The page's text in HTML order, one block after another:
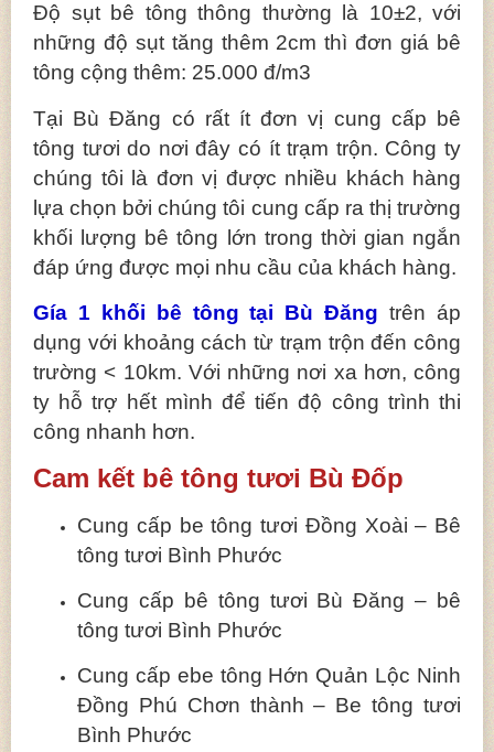
Độ sụt bê tông thông thường là 10±2, với
những độ sụt tăng thêm 2cm thì đơn giá bê
tông cộng thêm: 25.000 đ/m3
Tại Bù Đăng có rất ít đơn vị cung cấp bê
tông tươi do nơi đây có ít trạm trộn. Công ty
chúng tôi là đơn vị được nhiều khách hàng
lựa chọn bởi chúng tôi cung cấp ra thị trường
khối lượng bê tông lớn trong thời gian ngắn
đáp ứng được mọi nhu cầu của khách hàng.
Gía 1 khối bê tông tại Bù Đăng trên áp
dụng với khoảng cách từ trạm trộn đến công
trường < 10km. Với những nơi xa hơn, công
ty hỗ trợ hết mình để tiến độ công trình thi
công nhanh hơn.
Cam kết bê tông tươi Bù Đốp
Cung cấp be tông tươi Đồng Xoài – Bê
tông tươi Bình Phước
Cung cấp bê tông tươi Bù Đăng – bê
tông tươi Bình Phước
Cung cấp ebe tông Hớn Quản Lộc Ninh
Đồng Phú Chơn thành – Be tông tươi
Bình Phước